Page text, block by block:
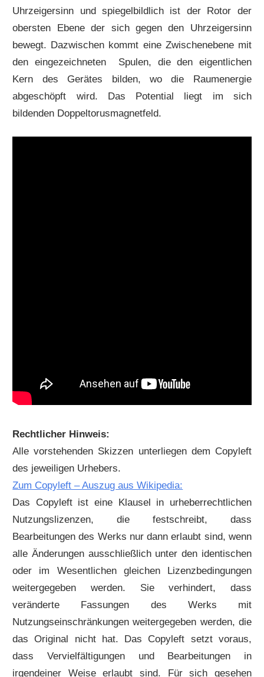
Uhrzeigersinn und spiegelbildlich ist der Rotor der
obersten Ebene der sich gegen den Uhrzeigersinn
bewegt. Dazwischen kommt eine Zwischenebene mit
den eingezeichneten Spulen, die den eigentlichen
Kern des Gerätes bilden, wo die Raumenergie
abgeschöpft wird. Das Potential liegt im sich
bildenden Doppeltorusmagnetfeld.
Rechtlicher Hinweis:
Alle vorstehenden Skizzen unterliegen dem Copyleft
des jeweiligen Urhebers.
Zum Copyleft – Auszug aus Wikipedia:
Das Copyleft ist eine Klausel in urheberrechtlichen
Nutzungslizenzen, die festschreibt, dass
Bearbeitungen des Werks nur dann erlaubt sind, wenn
alle Änderungen ausschließlich unter den identischen
oder im Wesentlichen gleichen Lizenzbedingungen
weitergegeben werden. Sie verhindert, dass
veränderte Fassungen des Werks mit
Nutzungseinschränkungen weitergegeben werden, die
das Original nicht hat. Das Copyleft setzt voraus,
dass Vervielfältigungen und Bearbeitungen in
irgendeiner Weise erlaubt sind. Für sich gesehen